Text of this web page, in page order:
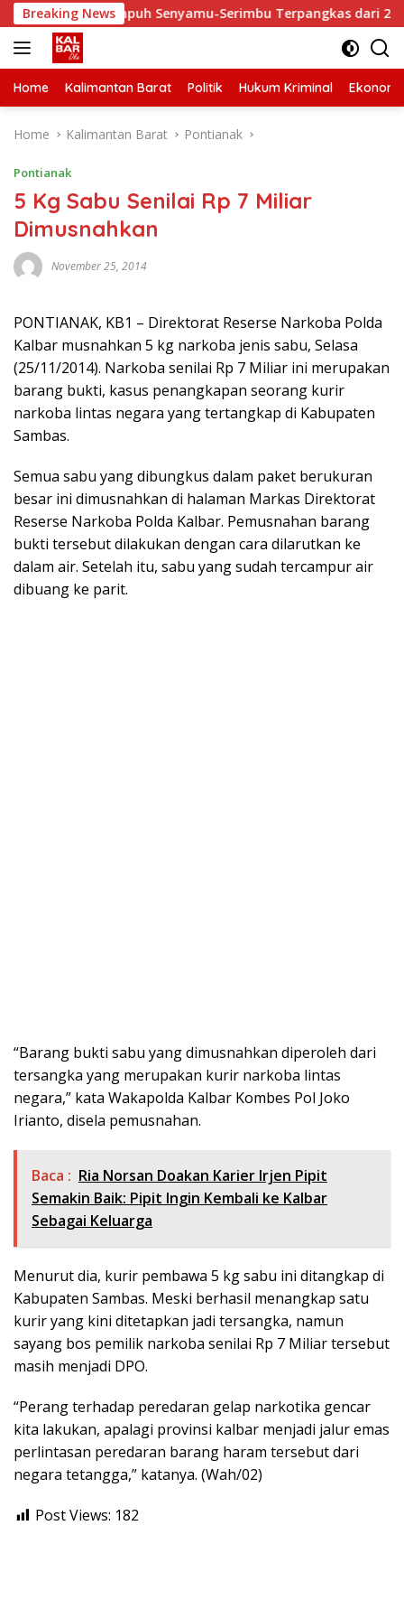
Skip
to
content
Breaking News
Tempuh Senyamu-Serimbu Terpangkas dari 2 Jam Jadi
Home Kalimantan Barat Politik Hukum Kriminal Ekonomi
Home Kalimantan Barat Pontianak
Pontianak
5 Kg Sabu Senilai Rp 7 Miliar
Dimusnahkan
November 25, 2014
PONTIANAK, KB1 – Direktorat Reserse Narkoba Polda
Kalbar musnahkan 5 kg narkoba jenis sabu, Selasa
(25/11/2014). Narkoba senilai Rp 7 Miliar ini merupakan
barang bukti, kasus penangkapan seorang kurir
narkoba lintas negara yang tertangkap di Kabupaten
Sambas.
Semua sabu yang dibungkus dalam paket berukuran
besar ini dimusnahkan di halaman Markas Direktorat
Reserse Narkoba Polda Kalbar. Pemusnahan barang
bukti tersebut dilakukan dengan cara dilarutkan ke
dalam air. Setelah itu, sabu yang sudah tercampur air
dibuang ke parit.
“Barang bukti sabu yang dimusnahkan diperoleh dari
tersangka yang merupakan kurir narkoba lintas
negara,” kata Wakapolda Kalbar Kombes Pol Joko
Irianto, disela pemusnahan.
Baca : Ria Norsan Doakan Karier Irjen Pipit
Semakin Baik: Pipit Ingin Kembali ke Kalbar
Sebagai Keluarga
Menurut dia, kurir pembawa 5 kg sabu ini ditangkap di
Kabupaten Sambas. Meski berhasil menangkap satu
kurir yang kini ditetapkan jadi tersangka, namun
sayang bos pemilik narkoba senilai Rp 7 Miliar tersebut
masih menjadi DPO.
“Perang terhadap peredaran gelap narkotika gencar
kita lakukan, apalagi provinsi kalbar menjadi jalur emas
perlintasan peredaran barang haram tersebut dari
negara tetangga,” katanya. (Wah/02)
Post Views: 182